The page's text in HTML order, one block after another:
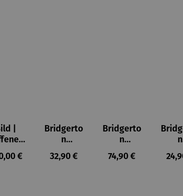
|
in
Preis:
€
Bridgerto
n
Espresso
becher
Regulärer Preis:
32,90 €
Bridgerto
n
Espressot
assen Set
Regulärer Preis:
74,90 €
n
se